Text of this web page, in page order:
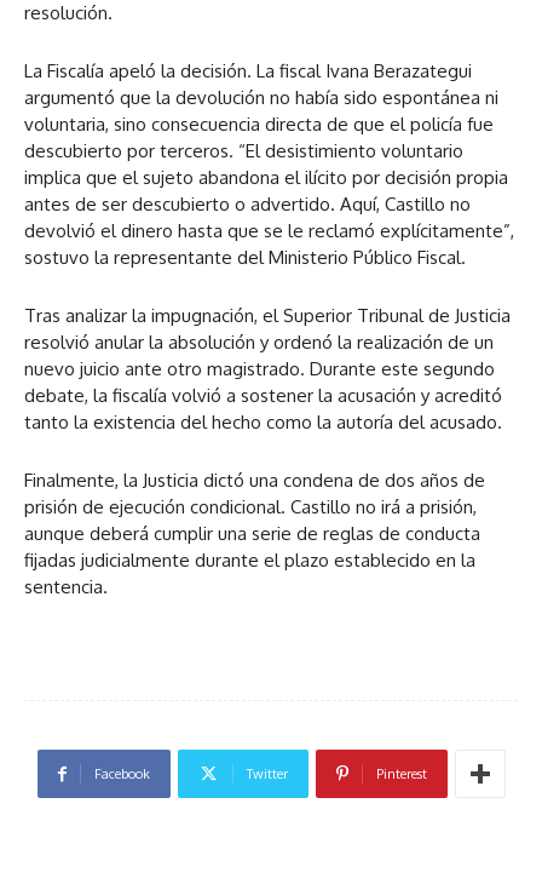
resolución.
La Fiscalía apeló la decisión. La fiscal Ivana Berazategui
argumentó que la devolución no había sido espontánea ni
voluntaria, sino consecuencia directa de que el policía fue
descubierto por terceros. “El desistimiento voluntario
implica que el sujeto abandona el ilícito por decisión propia
antes de ser descubierto o advertido. Aquí, Castillo no
devolvió el dinero hasta que se le reclamó explícitamente”,
sostuvo la representante del Ministerio Público Fiscal.
Tras analizar la impugnación, el Superior Tribunal de Justicia
resolvió anular la absolución y ordenó la realización de un
nuevo juicio ante otro magistrado. Durante este segundo
debate, la fiscalía volvió a sostener la acusación y acreditó
tanto la existencia del hecho como la autoría del acusado.
Finalmente, la Justicia dictó una condena de dos años de
prisión de ejecución condicional. Castillo no irá a prisión,
aunque deberá cumplir una serie de reglas de conducta
fijadas judicialmente durante el plazo establecido en la
sentencia.
Facebook Twitter Pinterest